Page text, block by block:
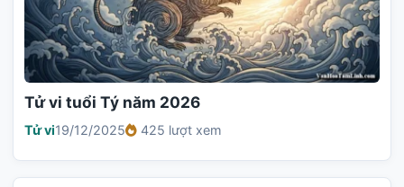
Tử vi tuổi Tý năm 2026
Tử vi19/12/2025 425 lượt xem